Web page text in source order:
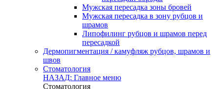
Мужская пересадка зоны бровей
Мужская пересадка в зону рубцов и
шрамов
Липофилинг рубцов и шрамов перед
пересадкой
Дермопигментация / камуфляж рубцов, шрамов и
швов
Стоматология
НАЗАД: Главное меню
Стоматология